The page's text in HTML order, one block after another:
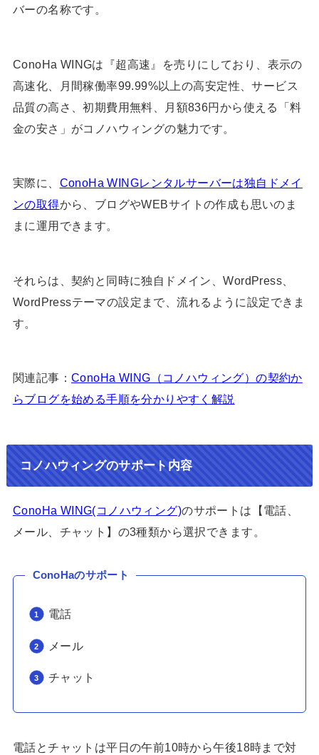
バーの名称です。
ConoHa WINGは『超高速』を売りにしており、表示の
高速化、月間稼働率99.99%以上の高安定性、サービス
品質の高さ、初期費用無料、月額836円から使える「料
金の安さ」がコノハウィングの魅力です。
実際に、 ConoHa WINGレンタルサーバーは独自ドメイ
ンの取得から、ブログやWEBサイトの作成も思いのま
まに運用できます。
それらは、契約と同時に独自ドメイン、WordPress、
WordPressテーマの設定まで、流れるように設定できま
す。
関連記事： ConoHa WING（コノハウィング）の契約か
らブログを始める手順を分かりやすく解説
コノハウィングのサポート内容
ConoHa WING(コノハウィング)のサポートは【電話、
メール、チャット】の3種類から選択できます。
ConoHaのサポート
電話
メール
チャット
電話とチャットは平日の午前10時から午後18時まで対